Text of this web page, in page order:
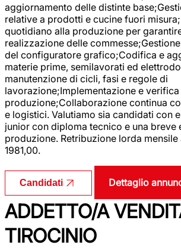
aggiornamento delle distinte
relative a prodotti e cucine fuori
quotidiano alla produzione per
realizzazione delle
del configuratore grafico;Codifica e
materie prime, semilavorati ed
manutenzione di cicli, fasi e regole di
lavorazione;Implementazione e
produzione;Collaborazione continua
e logistici. Valutiamo sia candidati con
junior con diploma tecnico e una breve
produzione. Retribuzione lorda
1981,00.
Candidati Dettaglio
ADDETTO/A
TIROCINIO